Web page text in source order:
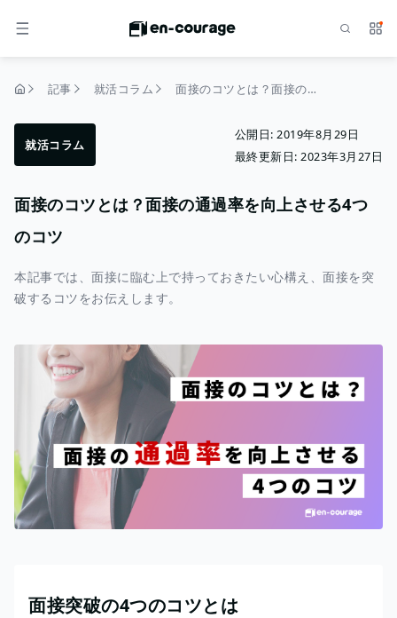
メニュー サ
記事 就活コラム 面接のコツとは？面接の通過率を向上させる4つのコツ
就活コラム
公開日: 2019年8月29日
最終更新日: 2023年3月27日
面接のコツとは？面接の通過率を向上させる4つ
のコツ
本記事では、面接に臨む上で持っておきたい心構え、面接を突
破するコツをお伝えします。
面接突破の4つのコツとは